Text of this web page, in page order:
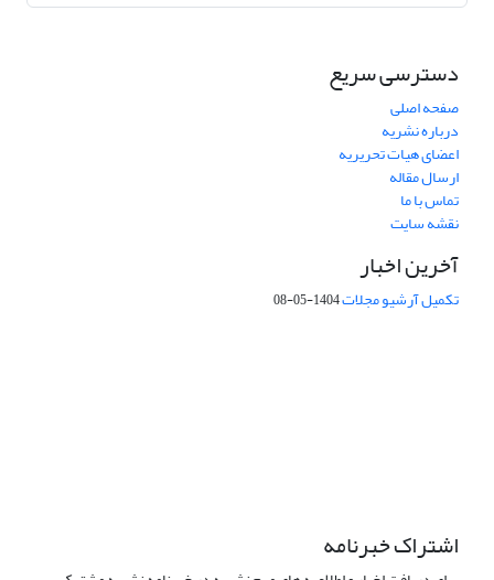
دسترسی سریع
صفحه اصلی
درباره نشریه
اعضای هیات تحریریه
ارسال مقاله
تماس با ما
نقشه سایت
آخرین اخبار
تکمیل آرشیو مجلات1404-05-08
اشتراک خبرنامه